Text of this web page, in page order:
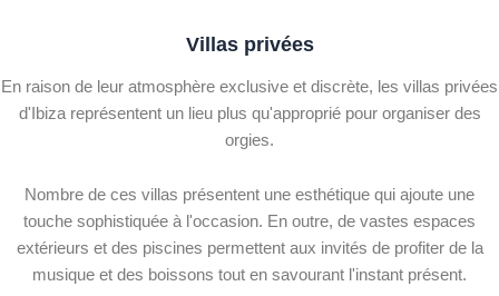
Villas privées
En raison de leur atmosphère exclusive et discrète, les villas privées
d'Ibiza représentent un lieu plus qu'approprié pour organiser des
orgies.
Nombre de ces villas présentent une esthétique qui ajoute une
touche sophistiquée à l'occasion. En outre, de vastes espaces
extérieurs et des piscines permettent aux invités de profiter de la
musique et des boissons tout en savourant l'instant présent.